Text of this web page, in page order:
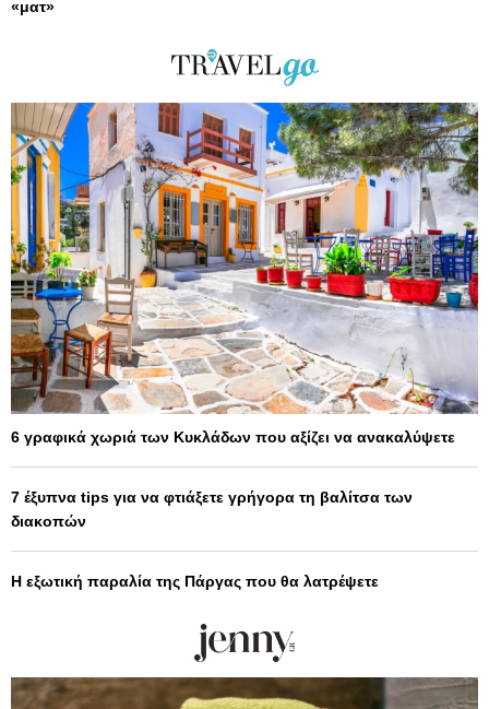
«ματ»
6 γραφικά χωριά των Κυκλάδων που αξίζει να ανακαλύψετε
7 έξυπνα tips για να φτιάξετε γρήγορα τη βαλίτσα των
διακοπών
Η εξωτική παραλία της Πάργας που θα λατρέψετε